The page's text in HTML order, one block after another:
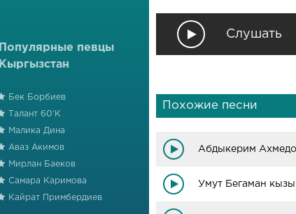
Слушать
Похожие песни
Абдыкерим
Умут Бегаман
Популярные певцы
Кыргызстан
Бек Борбиев
Талант 60'К
Малика Дина
Аваз Акимов
Мирлан Баеков
Самара Каримова
Кайрат Примбердиев